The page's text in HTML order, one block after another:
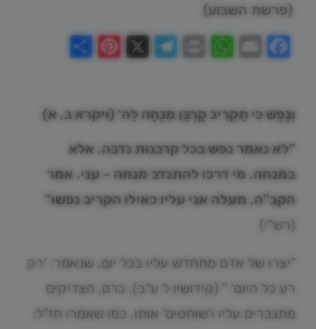
(פרשת השבוע)
Facebook
Email
WhatsApp
Print
Telegram
X
וְנֶפֶשׁ כִּי תַקְרִיב קָרְבַּן מִנְחָה לַה' (ויקרא ב, א)
"לא נאמר נפש בכל קרבנות נדבה, אלא
במנחה. מי דרכו להתנדב מנחה – עני. אמר
הקב"ה, מעלה אני עליו כאילו הקריב נפשו"
(רש"י)
"יצרו של אדם מתחדש עליו בכל יום, שנאמר: 'רק
רע כל היום' " (קידושין ל ע"ב). ברם, הצדיקים
מתגברים עליו ו'שוחטים' אותו, כמו שאמרו חז"ל: